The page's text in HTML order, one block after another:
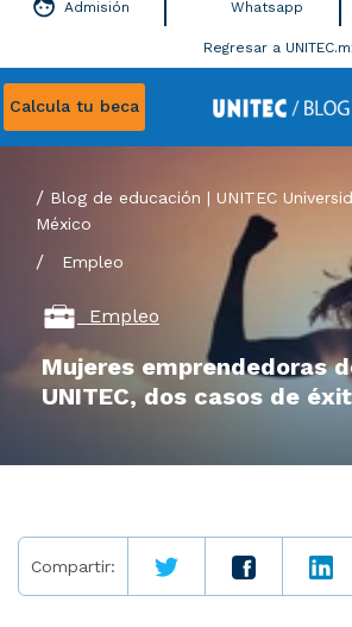
Calcula tu beca
Admisión Whatsapp
Regresar a
Blog de educación | UNITEC
México
/ Empleo
Empleo
Mujeres emprendedoras
UNITEC, dos casos de
Compartir: